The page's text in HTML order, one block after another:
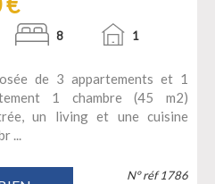
8 1
de 3 appartements et 1
1 chambre (45 m2)
un living et une cuisine
...
N° réf 1786